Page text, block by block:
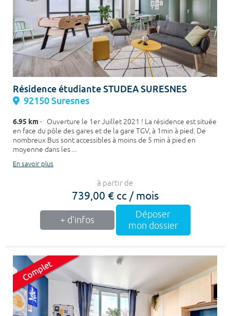
Résidence étudiante STUDEA SURESNES
92150 Suresnes
6.95 km- Ouverture le 1er Juillet 2021 ! La résidence est située
en face du pôle des gares et de la gare TGV, à 1min à pied. De
nombreux Bus sont accessibles à moins de 5 min à pied en
moyenne dans les ...
En savoir plus
à partir de
739,00 € cc / mois
+ d'infos
Déposer
mon dossier